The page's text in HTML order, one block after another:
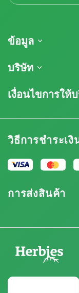
ข้อมูล
การจัดส่งสินค้า
นโยบายการคืนสิน
โปรโมชั่น
บริษัท
เกี่ยวกับเรา
บทวิจารณ์
โปรแกรมพันธมิตรกั
แผนผังเว็บไซต์
เงื่อนไขการให้
ข้อกำหนดและเงื่อน
นโยบายความเป็นส่
นโยบายการใช้คุกกี้
วิธีการชำระเงิ
การส่งสินค้า